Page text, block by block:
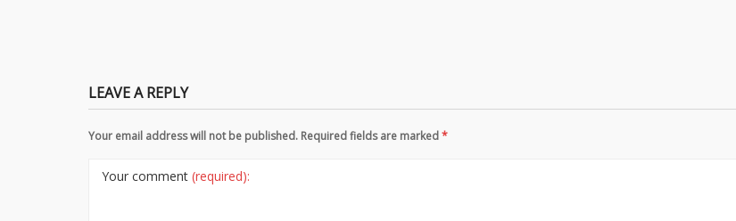
LEAVE A REPLY
Your email address will not be published. Required fields are marked*
Your comment (required):